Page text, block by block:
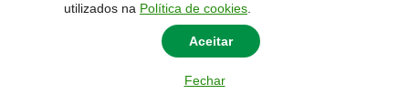
utilizados na Política de cookies
Aceitar
Fechar